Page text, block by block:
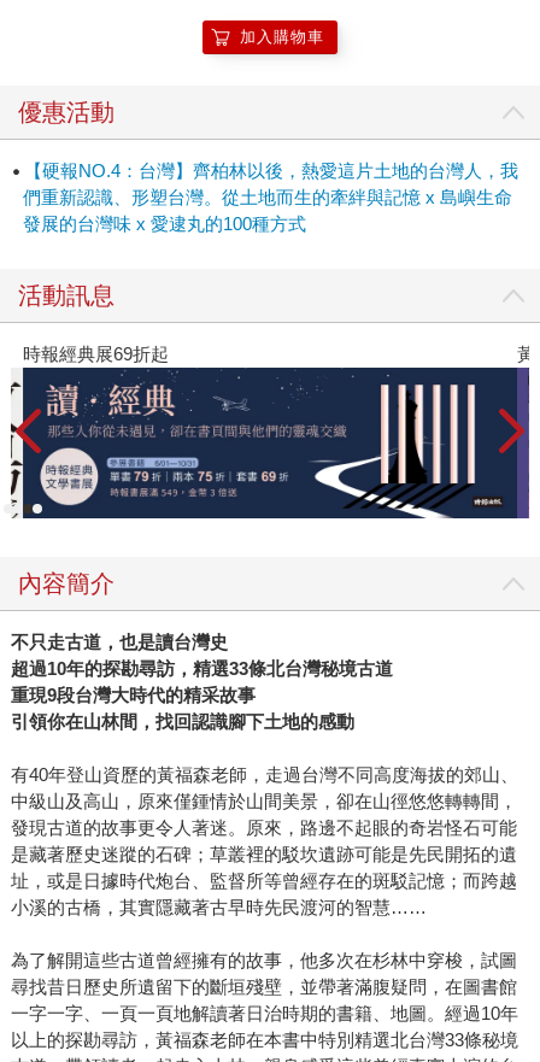
加入購物車
優惠活動
【硬報NO.4：台灣】齊柏林以後，熱愛這片土地的台灣人，我
們重新認識、形塑台灣。從土地而生的牽絆與記憶 x 島嶼生命
發展的台灣味 x 愛逮丸的100種方式
活動訊息
時報經典展69折起 黃
內容簡介
不只走古道，也是讀台灣史
超過10年的探勘尋訪，精選33條北台灣秘境古道
重現9段台灣大時代的精采故事
引領你在山林間，找回認識腳下土地的感動
有40年登山資歷的黃福森老師，走過台灣不同高度海拔的郊山、
中級山及高山，原來僅鍾情於山間美景，卻在山徑悠悠轉轉間，
發現古道的故事更令人著迷。原來，路邊不起眼的奇岩怪石可能
是藏著歷史迷蹤的石碑；草叢裡的駁坎遺跡可能是先民開拓的遺
址，或是日據時代炮台、監督所等曾經存在的斑駁記憶；而跨越
小溪的古橋，其實隱藏著古早時先民渡河的智慧……
為了解開這些古道曾經擁有的故事，他多次在杉林中穿梭，試圖
尋找昔日歷史所遺留下的斷垣殘壁，並帶著滿腹疑問，在圖書館
一字一字、一頁一頁地解讀著日治時期的書籍、地圖。經過10年
以上的探勘尋訪，黃福森老師在本書中特別精選北台灣33條秘境